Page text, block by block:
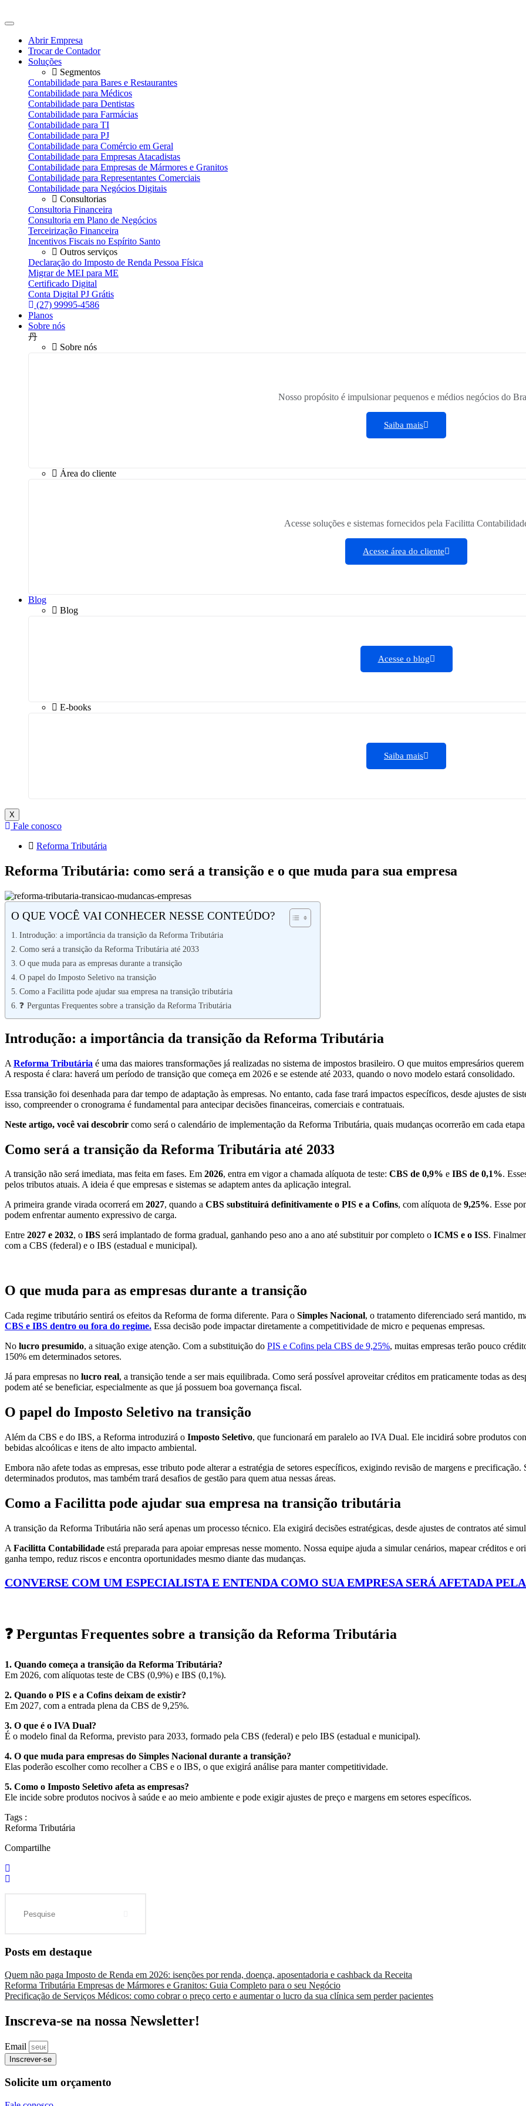
para
conteúdoAbrir Empresa
Trocar de Contador
Soluções
Segmentos
Contabilidade para Bares e Restaurantes
Contabilidade para Médicos
Contabilidade para Dentistas
Contabilidade para Farmácias
Contabilidade para TI
Contabilidade para PJ
Contabilidade para Comércio em Geral
Contabilidade para Empresas Atacadistas
Contabilidade para Empresas de Mármores e Granitos
Contabilidade para Representantes Comerciais
Contabilidade para Negócios Digitais
Consultorias
Consultoria Financeira
Consultoria em Plano de Negócios
Terceirização Financeira
Incentivos Fiscais no Espírito Santo
Outros serviços
Declaração do Imposto de Renda Pessoa Física
Migrar de MEI para ME
Certificado Digital
Conta Digital PJ Grátis
(27) 99995-4586
Planos
Sobre nós
Sobre nós
Nosso propósito é impulsionar pequenos e médios negócios do
Saiba mais
Área do cliente
Acesse soluções e sistemas fornecidos pela Facilitta
Acesse área do cliente
Blog
Blog
Acesse o blog
E-books
Saiba mais
X
Fale conosco
Reforma Tributária
Reforma Tributária: como será a transição e o que muda para sua empresa
O QUE VOCÊ VAI CONHECER NESSE CONTEÚDO?
Introdução: a importância da transição da Reforma Tributária
Como será a transição da Reforma Tributária até 2033
O que muda para as empresas durante a transição
O papel do Imposto Seletivo na transição
Como a Facilitta pode ajudar sua empresa na transição tributária
❓ Perguntas Frequentes sobre a transição da Reforma Tributária
Introdução: a importância da transição da Reforma Tributária
A Reforma Tributária é uma das maiores transformações já realizadas no sistema de impostos brasileiro. O que muitos empresários
A resposta é clara: haverá um período de transição que começa em 2026 e se estende até 2033, quando o novo modelo estará consolidado.
Essa transição foi desenhada para dar tempo de adaptação às empresas. No entanto, cada fase trará impactos específicos, desde ajustes de
isso, compreender o cronograma é fundamental para antecipar decisões financeiras, comerciais e contratuais.
Neste artigo, você vai descobrir como será o calendário de implementação da Reforma Tributária, quais mudanças ocorrerão em cada
Como será a transição da Reforma Tributária até 2033
A transição não será imediata, mas feita em fases. Em 2026, entra em vigor a chamada alíquota de teste: CBS de 0,9% e IBS de 0,1%.
pelos tributos atuais. A ideia é que empresas e sistemas se adaptem antes da aplicação integral.
A primeira grande virada ocorrerá em 2027, quando a CBS substituirá definitivamente o PIS e a Cofins, com alíquota de 9,25%. Esse
podem enfrentar aumento expressivo de carga.
Entre 2027 e 2032, o IBS será implantado de forma gradual, ganhando peso ano a ano até substituir por completo o ICMS e o ISS.
com a CBS (federal) e o IBS (estadual e municipal).
O que muda para as empresas durante a transição
Cada regime tributário sentirá os efeitos da Reforma de forma diferente. Para o Simples Nacional, o tratamento diferenciado será mantido,
CBS e IBS dentro ou fora do regime. Essa decisão pode impactar diretamente a competitividade de micro e pequenas empresas.
No lucro presumido, a situação exige atenção. Com a substituição do PIS e Cofins pela CBS de 9,25%, muitas empresas terão pouco
150% em determinados setores.
Já para empresas no lucro real, a transição tende a ser mais equilibrada. Como será possível aproveitar créditos em praticamente todas as
podem até se beneficiar, especialmente as que já possuem boa governança fiscal.
O papel do Imposto Seletivo na transição
Além da CBS e do IBS, a Reforma introduzirá o Imposto Seletivo, que funcionará em paralelo ao IVA Dual. Ele incidirá sobre produtos
bebidas alcoólicas e itens de alto impacto ambiental.
Embora não afete todas as empresas, esse tributo pode alterar a estratégia de setores específicos, exigindo revisão de margens e
determinados produtos, mas também trará desafios de gestão para quem atua nessas áreas.
Como a Facilitta pode ajudar sua empresa na transição tributária
A transição da Reforma Tributária não será apenas um processo técnico. Ela exigirá decisões estratégicas, desde ajustes de contratos até
A Facilitta Contabilidade está preparada para apoiar empresas nesse momento. Nossa equipe ajuda a simular cenários, mapear créditos e
ganha tempo, reduz riscos e encontra oportunidades mesmo diante das mudanças.
CONVERSE COM UM ESPECIALISTA E ENTENDA COMO SUA EMPRESA SERÁ AFETADA
❓ Perguntas Frequentes sobre a transição da Reforma Tributária
1. Quando começa a transição da Reforma Tributária?
Em 2026, com alíquotas teste de CBS (0,9%) e IBS (0,1%).
2. Quando o PIS e a Cofins deixam de existir?
Em 2027, com a entrada plena da CBS de 9,25%.
3. O que é o IVA Dual?
É o modelo final da Reforma, previsto para 2033, formado pela CBS (federal) e pelo IBS (estadual e municipal).
4. O que muda para empresas do Simples Nacional durante a transição?
Elas poderão escolher como recolher a CBS e o IBS, o que exigirá análise para manter competitividade.
5. Como o Imposto Seletivo afeta as empresas?
Ele incide sobre produtos nocivos à saúde e ao meio ambiente e pode exigir ajustes de preço e margens em setores específicos.
Tags :
Reforma Tributária
Compartilhe
Posts em destaque
Quem não paga Imposto de Renda em 2026: isenções por renda, doença, aposentadoria e cashback da Receita
Reforma Tributária Empresas de Mármores e Granitos: Guia Completo para o seu Negócio
Precificação de Serviços Médicos: como cobrar o preço certo e aumentar o lucro da sua clínica sem perder pacientes
Inscreva-se na nossa Newsletter!
Email
Inscrever-se
Solicite um orçamento